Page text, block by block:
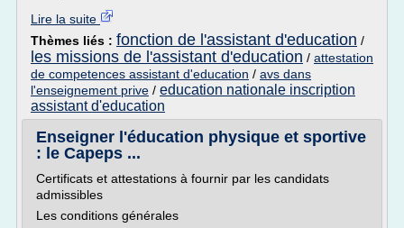
Lire la suite
Thèmes liés : fonction de l'assistant d'education /
les missions de l'assistant d'education / attestation
de competences assistant d'education / avs dans
l'enseignement prive / education nationale inscription
assistant d'education
Enseigner l'éducation physique et sportive
: le Capeps ...
Certificats et attestations à fournir par les candidats
admissibles
Les conditions générales